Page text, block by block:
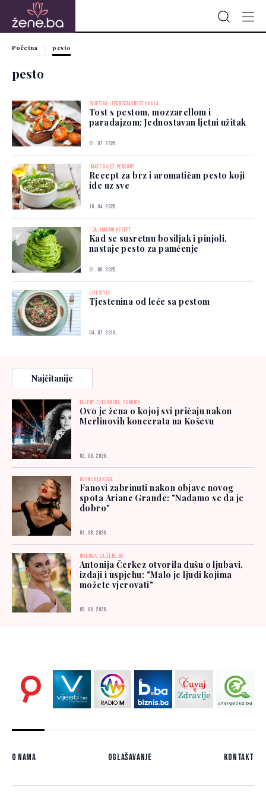
Početna pesto
pesto
SVJEŽINA I JEDNOSTAVNOST OKUSA
Tost s pestom, mozzarellom i
paradajzom: Jednostavan ljetni užitak
01. 07. 2026.
IMATE SVJEŽ PERŠUN?
Recept za brz i aromatičan pesto koji
ide uz sve
10. 04. 2026.
I DA, IMAMO RECEPT
Kad se susretnu bosiljak i pinjoli,
nastaje pesto za pamćenje
01. 06. 2025.
LIFESTYLE
Tjestenina od leće sa pestom
04. 07. 2018.
Najčitanije
TALENT, ELEGANCIJA, OSMIJEH
Ovo je žena o kojoj svi pričaju nakon
Merlinovih koncerata na Koševu
02. 08. 2026.
BURNE REAKCIJE
Fanovi zabrinuti nakon objave novog
spota Ariane Grande: "Nadamo se da je
dobro"
03. 08. 2026.
INTERVJU ZA ŽENE.BA
Antonija Čerkez otvorila dušu o ljubavi,
izdaji i uspjehu: "Malo je ljudi kojima
možete vjerovati"
05. 08. 2026.
O nama Oglašavanje Kontakt